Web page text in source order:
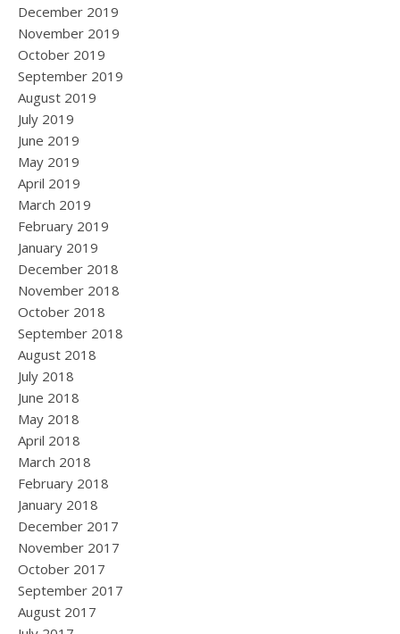
December 2019
November 2019
October 2019
September 2019
August 2019
July 2019
June 2019
May 2019
April 2019
March 2019
February 2019
January 2019
December 2018
November 2018
October 2018
September 2018
August 2018
July 2018
June 2018
May 2018
April 2018
March 2018
February 2018
January 2018
December 2017
November 2017
October 2017
September 2017
August 2017